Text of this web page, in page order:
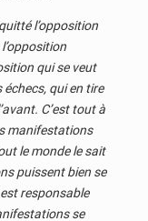
l’opposition
qui se veut
qui en tire
C’est tout à
manifestations
le monde le sait
puissent bien se
responsable
se